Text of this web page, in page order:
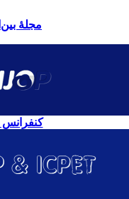
مجلۀ
کنفرانس